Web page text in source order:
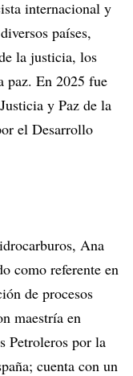
internacional y
países,
la justicia, los
paz. En 2025 fue
y Paz de la
el Desarrollo
Ana
como referente en
de procesos
maestría en
Petroleros por la
cuenta con un